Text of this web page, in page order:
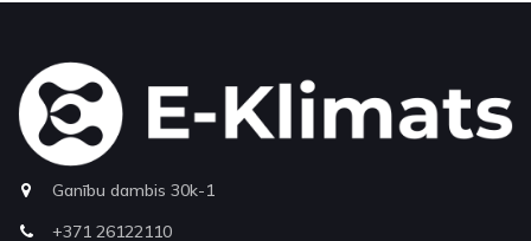
Ganību dambis 30k-1
+371 26122110